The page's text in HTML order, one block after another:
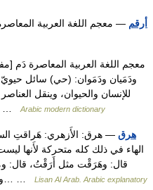
أرقم — معجم اللغة العربية
ودَمَيان ودَمَوان: (حي) سائل حيويّ
للإنسان والحيوان، وينقل
Arabic modern dictionary
هرق — هرق: الأَزهري: هَراقتِ
الهاء في ذلك كله متحركة لأَنها
قال: وهَرَقْت مثل أَرَقْتُ، قال:
Lisan Al Arab. Arabic explanatory